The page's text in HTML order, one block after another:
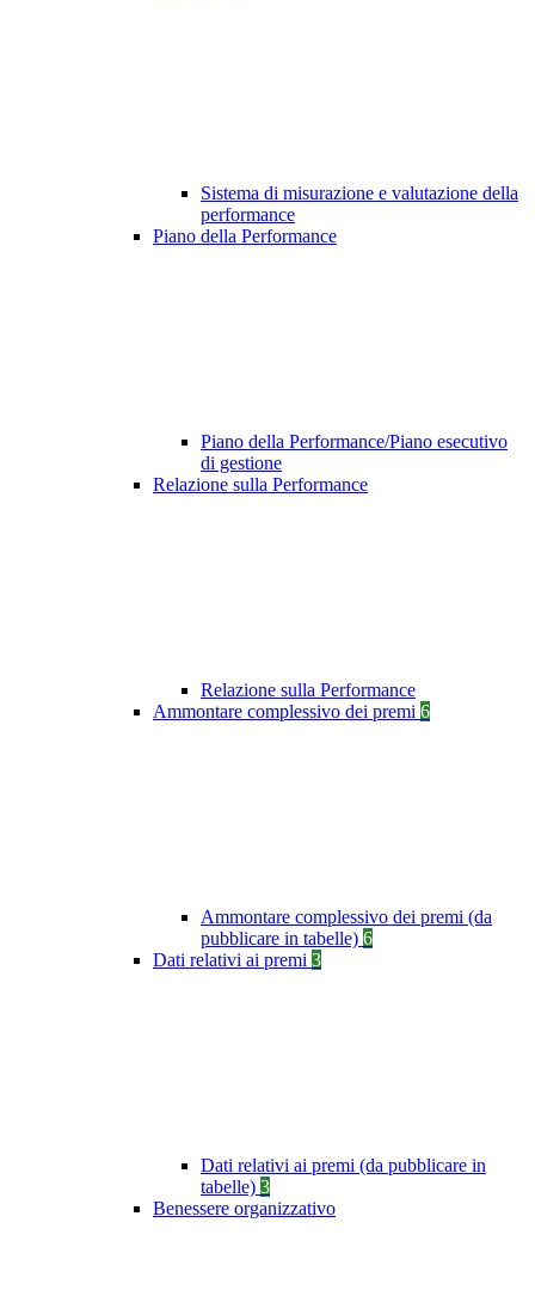
Sistema di misurazione e valutazione della
performance
Piano della Performance
Piano della Performance/Piano esecutivo
di gestione
Relazione sulla Performance
Relazione sulla Performance
Ammontare complessivo dei premi 6
Ammontare complessivo dei premi (da
pubblicare in tabelle) 6
Dati relativi ai premi 3
Dati relativi ai premi (da pubblicare in
tabelle) 3
Benessere organizzativo